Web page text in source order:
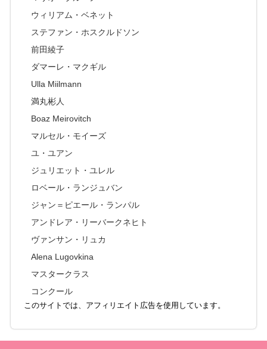
ウィリアム・ベネット
ステファン・ホスクルドソン
前田綾子
ダマーレ・マクギル
Ulla Miilmann
満丸彬人
Boaz Meirovitch
マルセル・モイーズ
ユ・ユアン
ジュリエット・ユレル
ロベール・ランジュバン
ジャン＝ピエール・ランパル
アンドレア・リーバークネヒト
ヴァンサン・リュカ
Alena Lugovkina
マスタークラス
コンクール
このサイトでは、アフィリエイト広告を使用しています。